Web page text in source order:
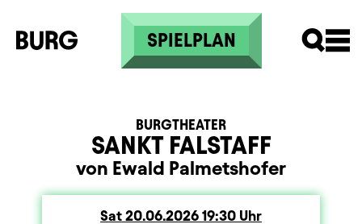
Skip to main content
SPIELPLAN
SANKT FALSTAFF
BURGTHEATER
von Ewald Palmetshofer
Sat Saturday
20.06.2026 19:30Uhr